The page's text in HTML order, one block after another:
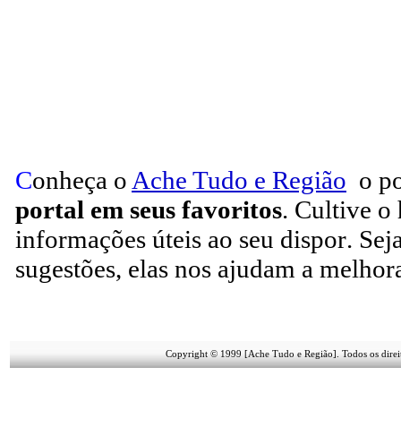
Conheça o Ache Tudo e Região o
portal em seus favoritos. Cultive o
informações úteis ao seu dispor.
sugestões, elas nos ajudam a
Copyright © 1999 [Ache Tudo e Região]. Todos os